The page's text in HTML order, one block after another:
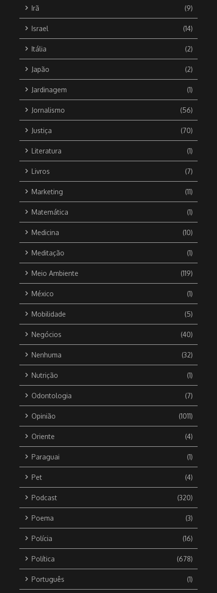
Irã (9)
Israel (14)
Itália (2)
Japão (2)
Jardinagem (1)
Jornalismo (56)
Justiça (70)
Literatura (1)
Livros (7)
Marketing (11)
Matemática (1)
Medicina (10)
Meditação (1)
Meio Ambiente (119)
México (1)
Mobilidade (5)
Negócios (40)
Nenhuma (32)
Nutrição (1)
Odontologia (7)
Opinião (1011)
Oriente (4)
Paraguai (1)
Pet (4)
Podcast (320)
Poema (3)
Polícia (16)
Política (678)
Português (1)